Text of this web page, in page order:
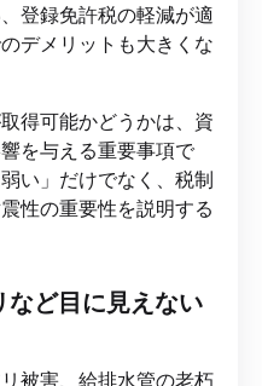
登録免許税の軽減が適
デメリットも大きくな
得可能かどうかは、資
を与える重要事項で
い」だけでなく、税制
性の重要性を説明する
など目に見えない
被害、給排水管の老朽